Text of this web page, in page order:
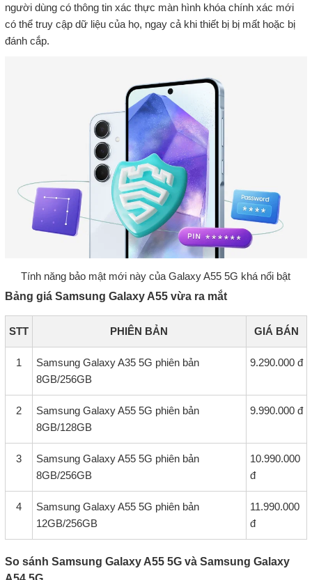
người dùng có thông tin xác thực màn hình khóa chính xác mới
có thể truy cập dữ liệu của họ, ngay cả khi thiết bị bị mất hoặc bị
đánh cắp.
Tính năng bảo mật mới này của Galaxy A55 5G khá nổi bật
Bảng giá Samsung Galaxy A55 vừa ra mắt
STT PHIÊN BẢN GIÁ BÁN
1
Samsung Galaxy A35 5G phiên bản
8GB/256GB
9.290.000 đ
2
Samsung Galaxy A55 5G phiên bản
8GB/128GB
9.990.000 đ
3
Samsung Galaxy A55 5G phiên bản
8GB/256GB
10.990.000
đ
4
Samsung Galaxy A55 5G phiên bản
12GB/256GB
11.990.000
đ
So sánh Samsung Galaxy A55 5G và Samsung Galaxy